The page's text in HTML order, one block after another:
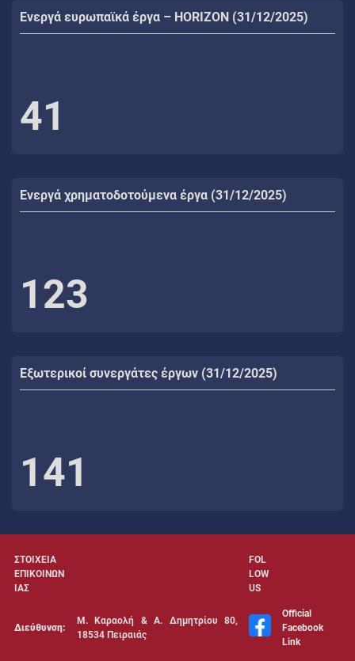
Ενεργά ευρωπαϊκά έργα – HORIZON (31/12/2025)
41
Ενεργά χρηματοδοτούμενα έργα (31/12/2025)
123
Εξωτερικοί συνεργάτες έργων (31/12/2025)
141
ΣΤΟΙΧΕΙΑ
ΕΠΙΚΟΙΝΩΝ
ΙΑΣ
FOL
LOW
US
Διεύθυνση:
Μ. Καραολή & Α. Δημητρίου 80,
18534 Πειραιάς
Official
Facebook
Link